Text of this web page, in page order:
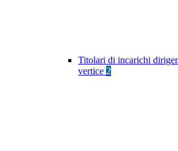
Titolari di incarichi
vertice 2